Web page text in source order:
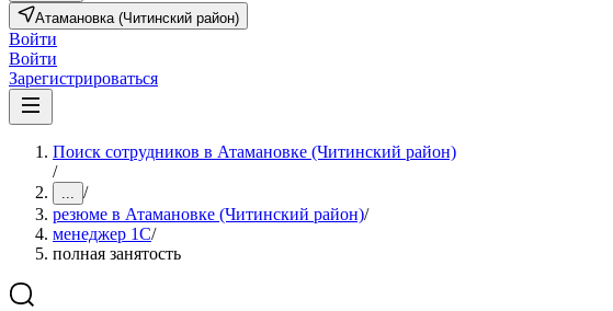
Атамановка (Читинский район)
Войти
Войти
Зарегистрироваться
Поиск сотрудников в Атамановке (Читинский район)
/
... /
резюме в Атамановке (Читинский район)/
менеджер 1С/
полная занятость